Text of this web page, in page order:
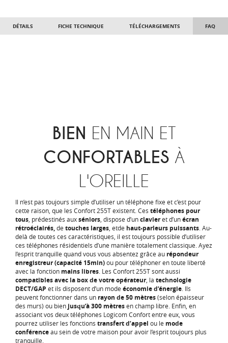
DÉTAILS FICHE TECHNIQUE TÉLÉCHARGEMENTS FAQ
BIEN EN MAIN ET
CONFORTABLES À
L'OREILLE
Il n’est pas toujours simple d’utiliser un téléphone fixe et c’est pour
cette raison, que les Confort 255T existent. Ces téléphones pour
tous, prédestinés auxséniors, dispose d’unclavieret d’unécran
rétroéclairés,de touches larges, etde haut-parleurs puissants. Au-
delà de toutes ces caractéristiques, il est toujours possible d’utiliser
ces téléphones résidentiels d’une manière totalement classique. Ayez
l’esprit tranquille quand vous vous absentez grâce au répondeur
enregistreur (capacité 15min)ou pour téléphoner en toute liberté
avec la fonction mains libres. Les Confort 255T sont aussi
compatibles avec la box de votre opérateur, la technologie
DECT/GAP et ils disposent d’un mode économie d’énergie. Ils
peuvent fonctionner dans un rayon de 50 mètres(selon épaisseur
des murs) ou bien jusqu’à 300 mètresen champ libre. Enfin, en
associant vos deux téléphones Logicom Confort entre eux, vous
pourrez utiliser les fonctions transfert d’appel ou le mode
conférenceau sein de votre maison pour avoir l’esprit toujours plus
tranquille.